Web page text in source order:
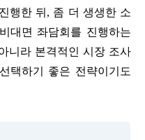
행한 뒤, 좀 더 생생한 소
대면 좌담회를 진행하는
니라 본격적인 시장 조사
택하기 좋은 전략이기도